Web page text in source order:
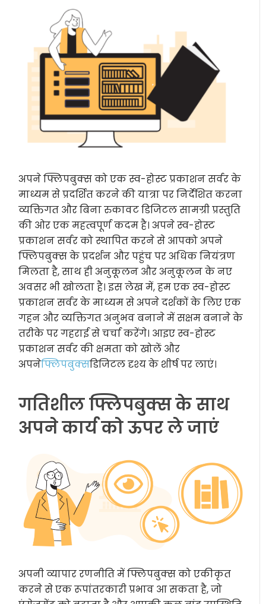
अपने फ्लिपबुक्स को एक स्व-होस्ट प्रकाशन सर्वर के
माध्यम से प्रदर्शित करने की यात्रा पर निर्देशित करना
व्यक्तिगत और बिना रुकावट डिजिटल सामग्री प्रस्तुति
की ओर एक महत्वपूर्ण कदम है। अपने स्व-होस्ट
प्रकाशन सर्वर को स्थापित करने से आपको अपने
फ्लिपबुक्स के प्रदर्शन और पहुंच पर अधिक नियंत्रण
मिलता है, साथ ही अनुकूलन और अनुकूलन के नए
अवसर भी खोलता है। इस लेख में, हम एक स्व-होस्ट
प्रकाशन सर्वर के माध्यम से अपने दर्शकों के लिए एक
गहन और व्यक्तिगत अनुभव बनाने में सक्षम बनाने के
तरीके पर गहराई से चर्चा करेंगे। आइए स्व-होस्ट
प्रकाशन सर्वर की क्षमता को खोलें और
अपनेफ्लिपबुक्सडिजिटल दृश्य के शीर्ष पर लाएं।
गतिशील फ्लिपबुक्स के साथ
अपने कार्य को ऊपर ले जाएं
अपनी व्यापार रणनीति में फ्लिपबुक्स को एकीकृत
करने से एक रूपांतरकारी प्रभाव आ सकता है, जो